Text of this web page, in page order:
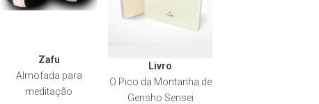
Zafu
Almofada para
meditação
Livro
O Pico da Montanha de
Gensho Sensei